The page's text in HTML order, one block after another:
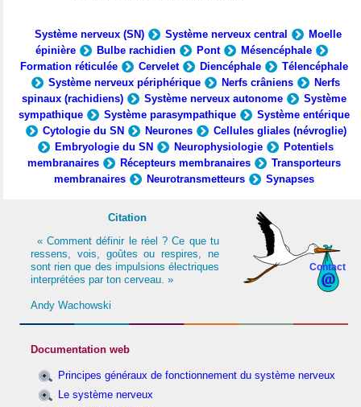
Système nerveux (SN) Système nerveux central
Moelle
épinière
Bulbe rachidien Pont
Mésencéphale
Formation réticulée
Cervelet Diencéphale
Télencéphale
Système nerveux périphérique
Nerfs crâniens
Nerfs
spinaux (rachidiens)
Système nerveux autonome
Système
sympathique
Système parasympathique
Système entérique
Cytologie du SN
Neurones
Cellules gliales (névroglie)
Embryologie du SN
Neurophysiologie
Potentiels
membranaires
Récepteurs membranaires
Transporteurs
membranaires
Neurotransmetteurs Synapses
Contact
Citation
« Comment définir le réel ? Ce que tu
ressens, vois, goûtes ou respires, ne
sont rien que des impulsions électriques
interprétées par ton cerveau. »
Andy Wachowski
Documentation web
Principes généraux de fonctionnement du système nerveux
Le système nerveux